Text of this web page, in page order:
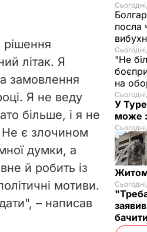
літак. Я
замовлення
Я не веду
більше, і я не
Не є злочином
думки, а
й робить із
мотиви.
", – написав
посла
"Не
на
У
може